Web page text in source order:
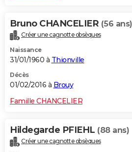
Bruno CHANCELIER (56 ans)
Créer une cagnotte obsèques
Naissance
31/01/1960 à Thionville
Décès
01/02/2016 à Brouy
Famille CHANCELIER
Hildegarde PFIEHL (88 ans)
Créer une cagnotte obsèques